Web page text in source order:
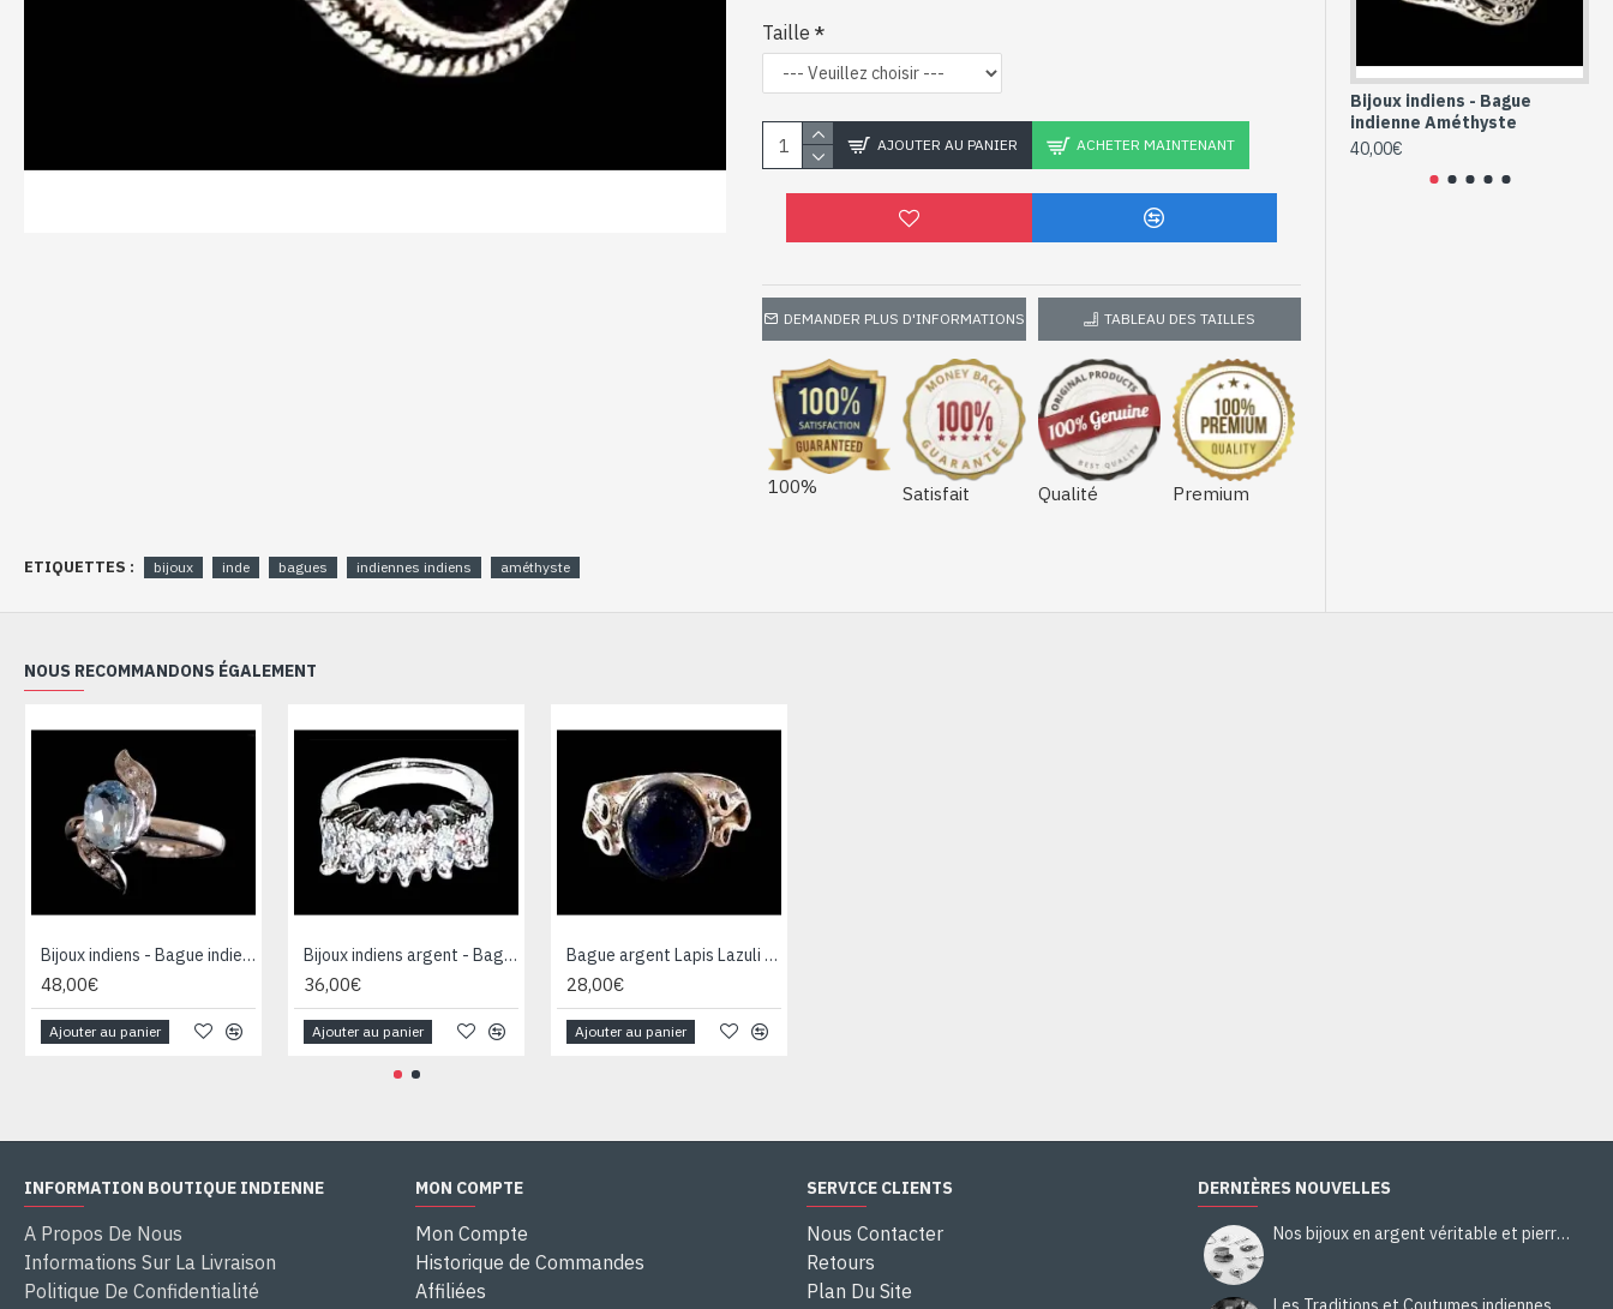
Taille
AJOUTER AU PANIER ACHETER MAINTENANT
DEMANDER PLUS D'INFORMATIONS TABLEAU DES TAILLES
100% Satisfait Qualité Premium
ETIQUETTES : bijoux inde bagues indiennes indiens améthyste
Bijoux indiens - Bague
indienne Améthyste
40,00€
NOUS RECOMMANDONS ÉGALEMENT
Bijoux indiens - Bague indienne rhodiée Topaze
48,00€
Ajouter au panier
Bijoux indiens argent - Bague indienne oxyde de Zirconium
36,00€
Ajouter au panier
Bague argent Lapis Lazuli - Bijoux Inde - Bijoux indiens
28,00€
Ajouter au panier
INFORMATION BOUTIQUE INDIENNE
A Propos De Nous
Informations Sur La Livraison
Politique De Confidentialité
MON COMPTE
Mon Compte
Historique de Commandes
Affiliées
SERVICE CLIENTS
Nous Contacter
Retours
Plan Du Site
DERNIÈRES NOUVELLES
Nos bijoux en argent véritable et pierres naturelles